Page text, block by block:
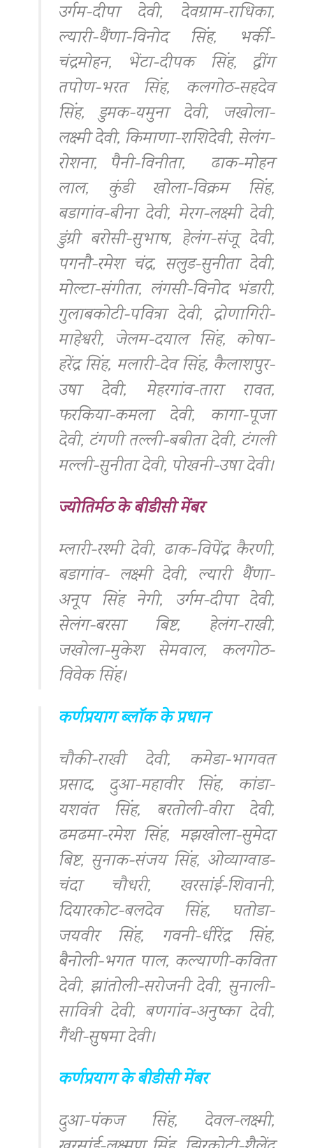
उर्गम-दीपा देवी, देवग्राम-राधिका,
ल्यारी-थैंणा-विनोद सिंह, भर्की-
चंद्रमोहन, भेंटा-दीपक सिंह, द्वींग
तपोण-भरत सिंह, कलगोठ-सहदेव
सिंह, डुमक-यमुना देवी, जखोला-
लक्ष्मी देवी, किमाणा-शशिदेवी, सेलंग-
रोशना, पैनी-विनीता, ढाक-मोहन
लाल, कुंडी खोला-विक्रम सिंह,
बडागांव-बीना देवी, मेरग-लक्ष्मी देवी,
डुंग्री बरोसी-सुभाष, हेलंग-संजू देवी,
पगनौ-रमेश चंद्र, सलुड-सुनीता देवी,
मोल्टा-संगीता, लंगसी-विनोद भंडारी,
गुलाबकोटी-पवित्रा देवी, द्रोणागिरी-
माहेश्वरी, जेलम-दयाल सिंह, कोषा-
हरेंद्र सिंह, मलारी-देव सिंह, कैलाशपुर-
उषा देवी, मेहरगांव-तारा रावत,
फरकिया-कमला देवी, कागा-पूजा
देवी, टंगणी तल्ली-बबीता देवी, टंगली
मल्ली-सुनीता देवी, पोखनी-उषा देवी।
ज्योतिर्मठ के बीडीसी मेंबर
म्लारी-रश्मी देवी, ढाक-विपेंद्र कैरणी,
बडागांव- लक्ष्मी देवी, ल्यारी थैंणा-
अनूप सिंह नेगी, उर्गम-दीपा देवी,
सेलंग-बरसा बिष्ट, हेलंग-राखी,
जखोला-मुकेश सेमवाल, कलगोठ-
विवेक सिंह।
कर्णप्रयाग ब्लॉक के प्रधान
चौकी-राखी देवी, कमेडा-भागवत
प्रसाद, दुआ-महावीर सिंह, कांडा-
यशवंत सिंह, बरतोली-वीरा देवी,
ढमढमा-रमेश सिंह, मझखोला-सुमेदा
बिष्ट, सुनाक-संजय सिंह, ओव्याग्वाड-
चंदा चौधरी, खरसांई-शिवानी,
दियारकोट-बलदेव सिंह, घतोडा-
जयवीर सिंह, गवनी-धीरेंद्र सिंह,
बैनोली-भगत पाल, कल्याणी-कविता
देवी, झांतोली-सरोजनी देवी, सुनाली-
सावित्री देवी, बणगांव-अनुष्का देवी,
गैंथी-सुषमा देवी।
कर्णप्रयाग के बीडीसी मेंबर
दुआ-पंकज सिंह, देवल-लक्ष्मी,